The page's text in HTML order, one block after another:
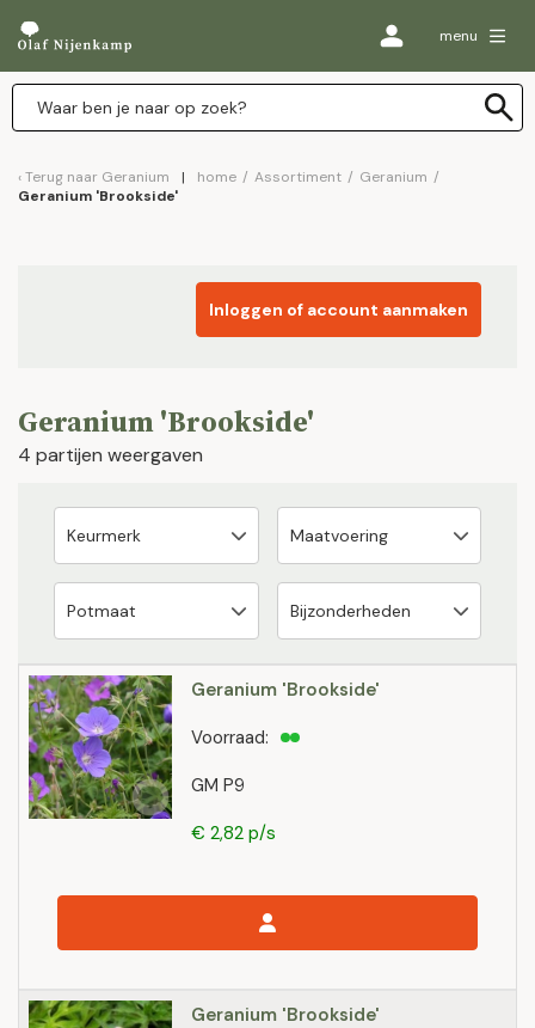
menu
Terug naar Geranium home / Assortiment / Geranium /
Geranium 'Brookside'
Inloggen of account aanmaken
Geranium 'Brookside'
4 partijen weergaven
Geranium 'Brookside'
GM P9
Voorraad:
€ 2,82 p/s
Geranium 'Brookside'